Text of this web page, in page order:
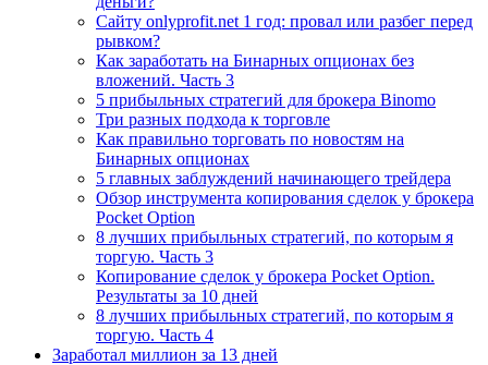
Сайту onlyprofit.net 1 год: провал или разбег перед
рывком?
Как заработать на Бинарных опционах без
вложений. Часть 3
5 прибыльных стратегий для брокера Binomo
Три разных подхода к торговле
Как правильно торговать по новостям на
Бинарных опционах
5 главных заблуждений начинающего трейдера
Обзор инструмента копирования сделок у брокера
Pocket Option
8 лучших прибыльных стратегий, по которым я
торгую. Часть 3
Копирование сделок у брокера Pocket Option.
Результаты за 10 дней
8 лучших прибыльных стратегий, по которым я
торгую. Часть 4
Заработал миллион за 13 дней